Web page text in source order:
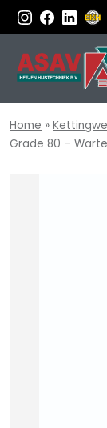
Home »
Grade 80 –